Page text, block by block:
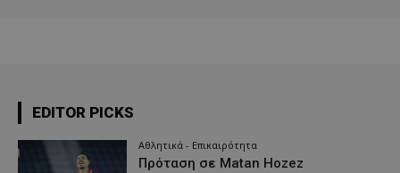
EDITOR PICKS
Αθλητικά - Επικαιρότητα
Πρόταση σε Matan Hozez